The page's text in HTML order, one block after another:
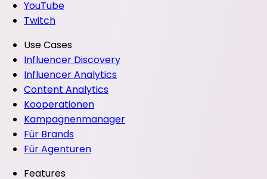
YouTube
Twitch
Use Cases
Influencer Discovery
Influencer Analytics
Content Analytics
Kooperationen
Kampagnenmanager
Für Brands
Für Agenturen
Features